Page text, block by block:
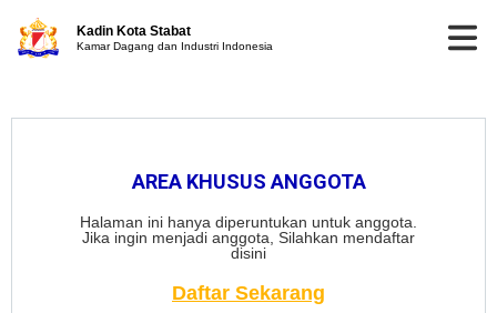
Kadin Kota Stabat
Kamar Dagang dan Industri Indonesia
AREA KHUSUS ANGGOTA
Halaman ini hanya diperuntukan untuk anggota.
Jika ingin menjadi anggota, Silahkan mendaftar
disini
Daftar Sekarang